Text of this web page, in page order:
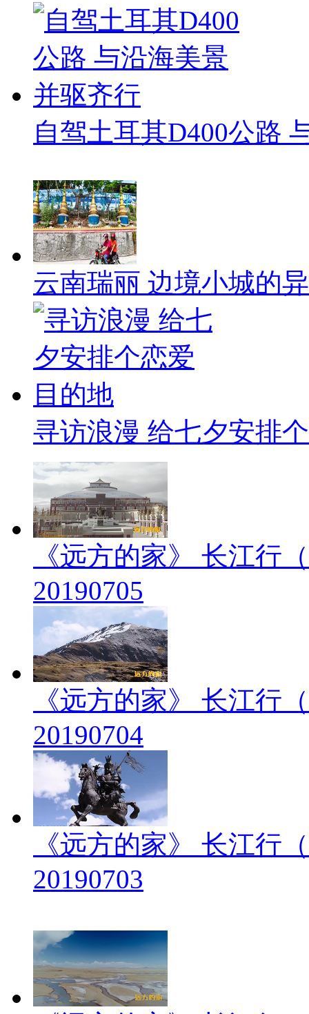
自驾土耳其D400公路
云南瑞丽 边境小城的
寻访浪漫 给七夕安排
《远方的家》 长江行
20190705
《远方的家》 长江行
20190704
《远方的家》 长江行
20190703